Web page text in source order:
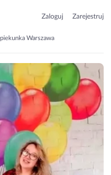
Zaloguj Zarejestruj
Warszawa